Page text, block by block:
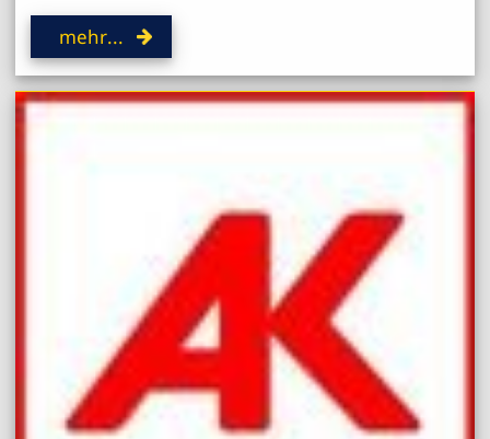
mehr...